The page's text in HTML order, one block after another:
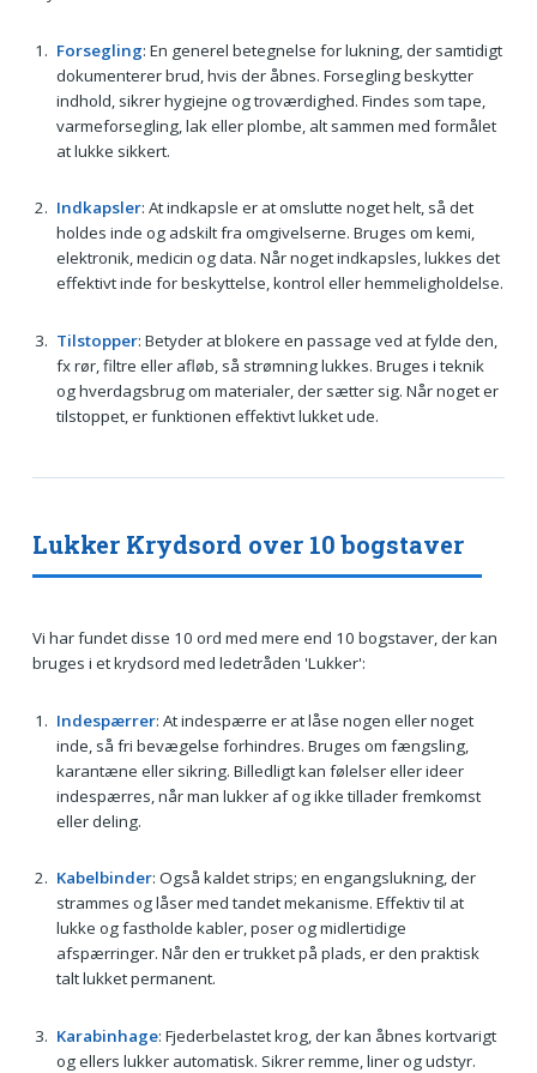
Forsegling: En generel betegnelse for lukning, der samtidigt
dokumenterer brud, hvis der åbnes. Forsegling beskytter
indhold, sikrer hygiejne og troværdighed. Findes som tape,
varmeforsegling, lak eller plombe, alt sammen med formålet
at lukke sikkert.
Indkapsler: At indkapsle er at omslutte noget helt, så det
holdes inde og adskilt fra omgivelserne. Bruges om kemi,
elektronik, medicin og data. Når noget indkapsles, lukkes det
effektivt inde for beskyttelse, kontrol eller hemmeligholdelse.
Tilstopper: Betyder at blokere en passage ved at fylde den,
fx rør, filtre eller afløb, så strømning lukkes. Bruges i teknik
og hverdagsbrug om materialer, der sætter sig. Når noget er
tilstoppet, er funktionen effektivt lukket ude.
Lukker Krydsord over 10 bogstaver
Vi har fundet disse 10 ord med mere end 10 bogstaver, der kan
bruges i et krydsord med ledetråden 'Lukker':
Indespærrer: At indespærre er at låse nogen eller noget
inde, så fri bevægelse forhindres. Bruges om fængsling,
karantæne eller sikring. Billedligt kan følelser eller ideer
indespærres, når man lukker af og ikke tillader fremkomst
eller deling.
Kabelbinder: Også kaldet strips; en engangslukning, der
strammes og låser med tandet mekanisme. Effektiv til at
lukke og fastholde kabler, poser og midlertidige
afspærringer. Når den er trukket på plads, er den praktisk
talt lukket permanent.
Karabinhage: Fjederbelastet krog, der kan åbnes kortvarigt
og ellers lukker automatisk. Sikrer remme, liner og udstyr.